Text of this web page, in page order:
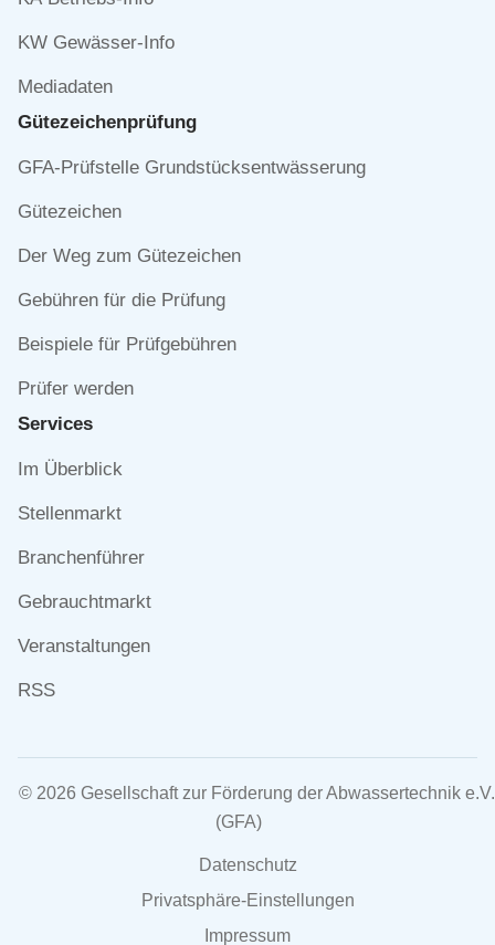
KW Gewässer-Info
Mediadaten
Gütezeichen­prüfung
Navigation
GFA-Prüfstelle Grundstücksentwässerung
Gütezeichen
Der Weg zum Gütezeichen
Gebühren für die Prüfung
Beispiele für Prüfgebühren
Prüfer werden
Services
Navigation
Im Überblick
Stellenmarkt
Branchenführer
Gebrauchtmarkt
Veranstaltungen
RSS
© 2026 Gesellschaft zur Förderung der Abwassertechnik e.V.
(GFA)
Navigation
überspringen
Datenschutz
Privatsphäre-Einstellungen
Impressum